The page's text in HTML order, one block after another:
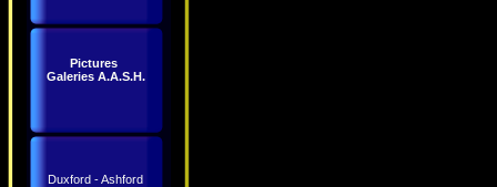
Pictures
Galeries A.A.S.H.
Duxford - Ashford